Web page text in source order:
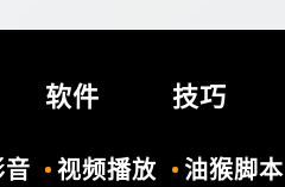
音
软件
视频播放
技巧
油猴脚本